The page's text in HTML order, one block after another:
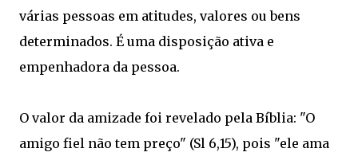
várias pessoas em atitudes, valores ou bens
determinados. É uma disposição ativa e
empenhadora da pessoa.
O valor da amizade foi revelado pela Bíblia: "O
amigo fiel não tem preço" (Sl 6,15), pois "ele ama